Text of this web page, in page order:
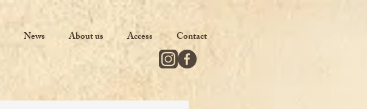
News About us Access Contact